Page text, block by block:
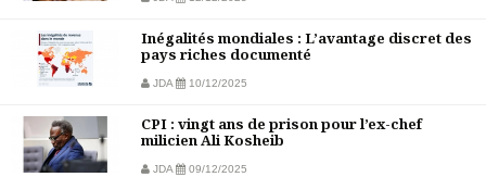
Inégalités mondiales : L’avantage discret des
pays riches documenté
JDA 10/12/2025
CPI : vingt ans de prison pour l’ex-chef
milicien Ali Kosheib
JDA 09/12/2025